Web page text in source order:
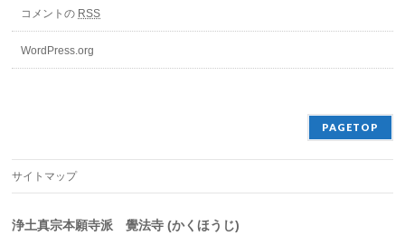
コメントの RSS
WordPress.org
PAGETOP
サイトマップ
浄土真宗本願寺派 覺法寺 (かくほうじ)